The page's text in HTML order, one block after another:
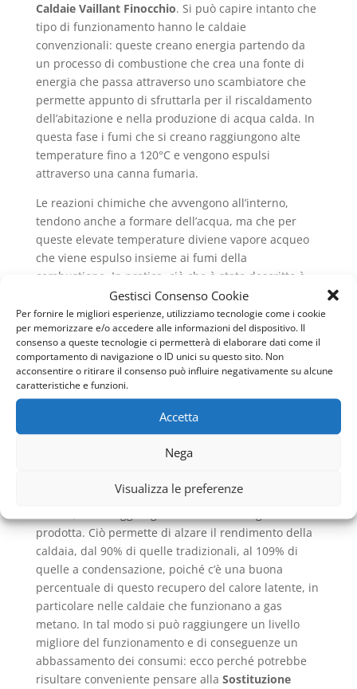
Gestisci Consenso Cookie
Per fornire le migliori esperienze, utilizziamo tecnologie come i cookie
per memorizzare e/o accedere alle informazioni del dispositivo. Il
consenso a queste tecnologie ci permetterà di elaborare dati come il
comportamento di navigazione o ID unici su questo sito. Non
acconsentire o ritirare il consenso può influire negativamente su alcune
caratteristiche e funzioni.
Accetta
Nega
Visualizza le preferenze
Caldaie Vaillant Finocchio. Si può capire intanto che
tipo di funzionamento hanno le caldaie
convenzionali: queste creano energia partendo da
un processo di combustione che crea una fonte di
energia che passa attraverso uno scambiatore che
permette appunto di sfruttarla per il riscaldamento
dell’abitazione e nella produzione di acqua calda. In
questa fase i fumi che si creano raggiungono alte
temperature fino a 120°C e vengono espulsi
attraverso una canna fumaria.
Le reazioni chimiche che avvengono all’interno,
tendono anche a formare dell’acqua, ma che per
queste elevate temperature diviene vapore acqueo
che viene espulso insieme ai fumi della
combustione. In pratica, ciò che è stato descritto è
quello che avviene all’interno di una caldaia
convenzionale, che molti ancora possiedono nella
propria abitazione. La scoperta di un nuovo metodo
di funzionamento, ha però superato un limite,
ovvero quello della formazione di vapore acqueo che
veniva poi espulso. Si parla infatti di condensazione,
combustione, i fumi passando attraverso lo
non avvenga il passaggio al vapore acqueo,
energia termica e pertanto denominata calore
prodotta. Ciò permette di alzare il rendimento della
caldaia, dal 90% di quelle tradizionali, al 109% di
quelle a condensazione, poiché c’è una buona
percentuale di questo recupero del calore latente, in
particolare nelle caldaie che funzionano a gas
metano. In tal modo si può raggiungere un livello
migliore del funzionamento e di conseguenze un
abbassamento dei consumi: ecco perché potrebbe
risultare conveniente pensare alla Sostituzione